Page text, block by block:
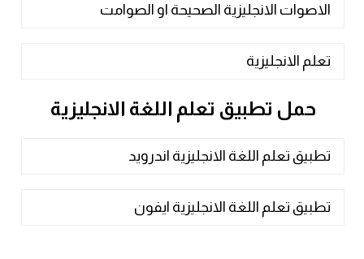
الاصوات الانجليزية الصحيحة او الصوامت
تعلم الانجليزية
حمل تطبيق تعلم اللغة الانجليزية
تطبيق تعلم اللغة الانجليزية اندرويد
تطبيق تعلم اللغة الانجليزية ايفون